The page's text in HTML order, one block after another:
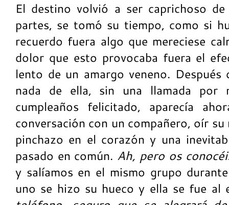
El destino volvió a ser caprichoso
partes, se tomó su tiempo, como si
recuerdo fuera algo que mereciese
dolor que esto provocaba fuera el
lento de un amargo veneno. Después
nada de ella, sin una llamada por
cumpleaños felicitado, aparecía
conversación con un compañero, oír
pinchazo en el corazón y una
pasado en común. Ah, pero os
y salíamos en el mismo grupo
uno se hizo su hueco y ella se fue al